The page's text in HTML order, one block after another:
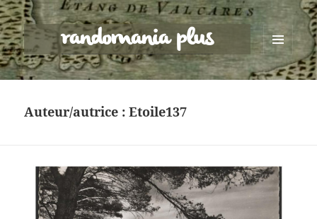
randomania plus
MENU
ET
WIDGETS
Auteur/autrice :Etoile137